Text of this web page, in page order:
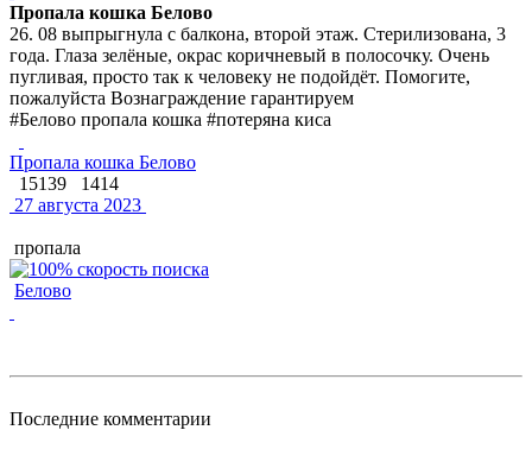
Пропала кошка Белово
26. 08 выпрыгнула с балкона, второй этаж. Стерилизована, 3
года. Глаза зелёные, окрас коричневый в полосочку. Очень
пугливая, просто так к человеку не подойдёт. Помогите,
пожалуйста Вознаграждение гарантируем
#Белово пропала кошка #потеряна киса
Пропала кошка Белово
15139
1414
27 августа 2023
пропала
Белово
Последние комментарии